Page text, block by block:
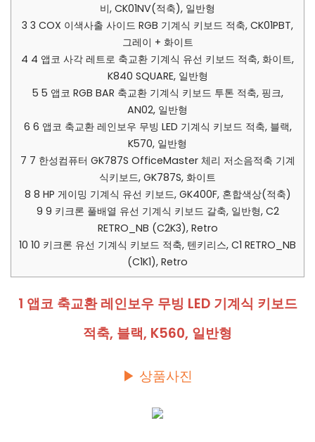
비, CK01NV(적축), 일반형
3 3 COX 이색사출 사이드 RGB 기계식 키보드 적축, CK01PBT,
그레이 + 화이트
4 4 앱코 사각 레트로 축교환 기계식 유선 키보드 적축, 화이트,
K840 SQUARE, 일반형
5 5 앱코 RGB BAR 축교환 기계식 키보드 투톤 적축, 핑크,
AN02, 일반형
6 6 앱코 축교환 레인보우 무빙 LED 기계식 키보드 적축, 블랙,
K570, 일반형
7 7 한성컴퓨터 GK787S OfficeMaster 체리 저소음적축 기계
식키보드, GK787S, 화이트
8 8 HP 게이밍 기계식 유선 키보드, GK400F, 혼합색상(적축)
9 9 키크론 풀배열 유선 기계식 키보드 갈축, 일반형, C2
RETRO_NB (C2K3), Retro
10 10 키크론 유선 기계식 키보드 적축, 텐키리스, C1 RETRO_NB
(C1K1), Retro
1 앱코 축교환 레인보우 무빙 LED 기계식 키보드
적축, 블랙, K560, 일반형
▶ 상품사진